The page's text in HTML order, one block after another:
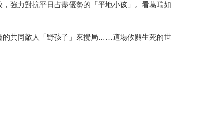
強力對抗平日占盡優勢的「平地小孩」。看葛瑞如
的共同敵人「野孩子」來攪局……這場攸關生死的世